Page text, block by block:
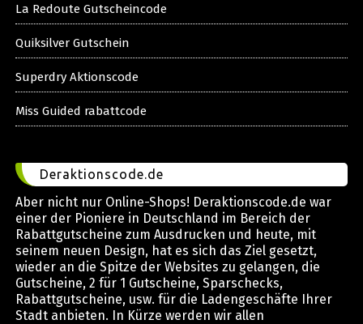
La Redoute Gutscheincode
Quiksilver Gutschein
Superdry Aktionscode
Miss Guided rabattcode
Deraktionscode.de
Aber nicht nur Online-Shops! Deraktionscode.de war
einer der Pioniere in Deutschland im Bereich der
Rabattgutscheine zum Ausdrucken und heute, mit
seinem neuen Design, hat es sich das Ziel gesetzt,
wieder an die Spitze der Websites zu gelangen, die
Gutscheine, 2 für 1 Gutscheine, Sparschecks,
Rabattgutscheine, usw. für die Ladengeschäfte Ihrer
Stadt anbieten. In Kürze werden wir allen